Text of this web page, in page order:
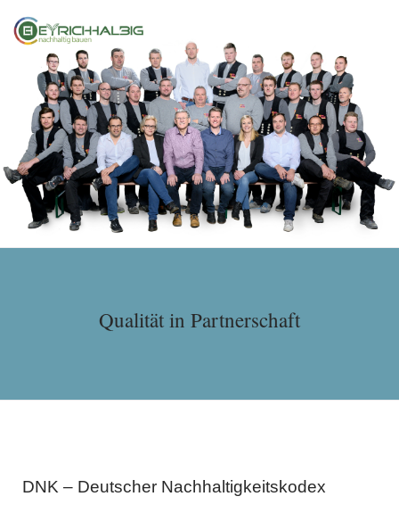
Qualität in Partnerschaft
DNK – Deutscher Nachhaltigkeitskodex